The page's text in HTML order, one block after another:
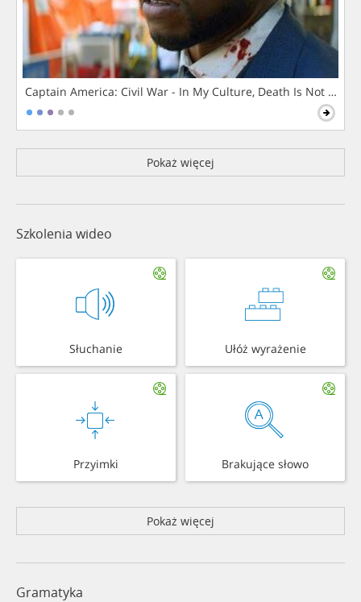
Captain America: Civil War - In My Culture, Death Is Not The
Pokaż więcej
Szkolenia wideo
Słuchanie Ułóż wyrażenie
Przyimki Brakujące słowo
Pokaż więcej
Gramatyka